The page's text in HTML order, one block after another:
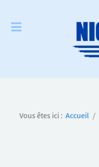
Vous êtes ici : Accueil